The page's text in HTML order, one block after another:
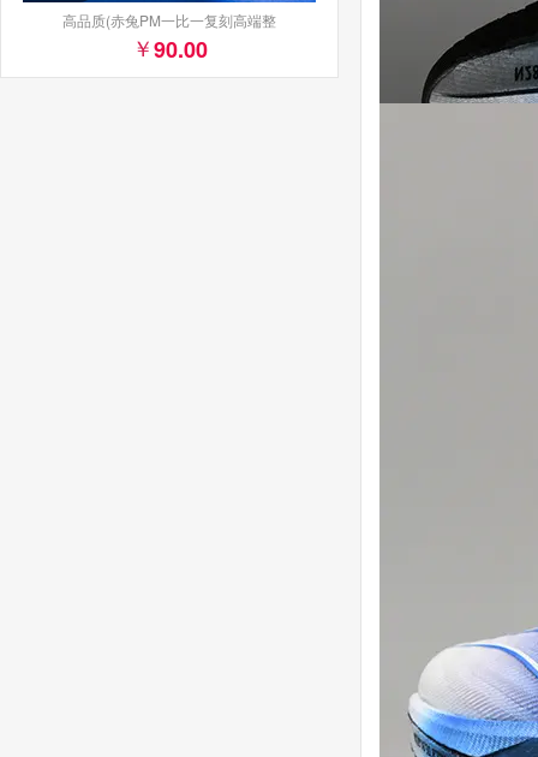
高品质(赤兔PM一比一复刻高端整
90.00